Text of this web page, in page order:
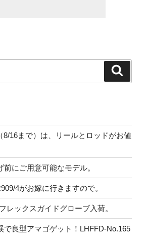
8/16まで）は、リールとロッドがお値
にご用意可能なモデル。
4がお嫁に行きますので。
レックスガイドグローブ入荷。
で良型アマゴゲット！LHFFD-No.165